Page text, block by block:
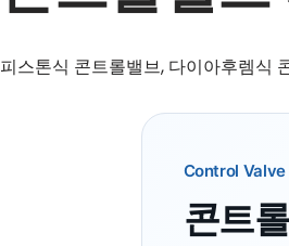
피스톤식 콘트롤밸브, 다이아후렘식
Control Valve
콘트